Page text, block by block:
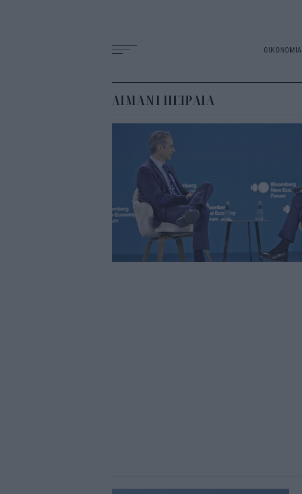
ΟΙΚΟΝΟΜΙΑ
navigation
ΛΙΜΑΝΙ ΠΕΙΡΑΙΑ